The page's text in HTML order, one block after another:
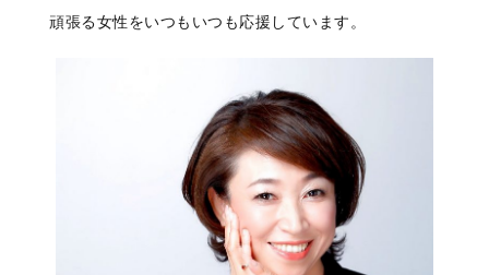
頑張る女性をいつもいつも応援しています。